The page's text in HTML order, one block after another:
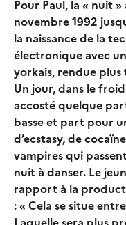
Pour Paul, la « nuit
novembre 1992
la naissance de la
électronique avec
yorkais, rendue
Un jour, dans le
accosté quelque
basse et part pour
d’ecstasy, de
vampires qui
nuit à danser. Le
rapport à la
: « Cela se situe